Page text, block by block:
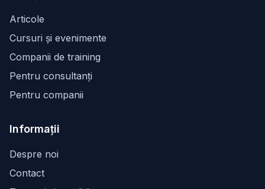
Articole
Cursuri și evenimente
Companii de training
Pentru consultanți
Pentru companii
Informații
Despre noi
Contact